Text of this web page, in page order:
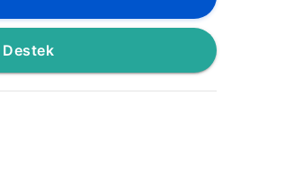
Destek